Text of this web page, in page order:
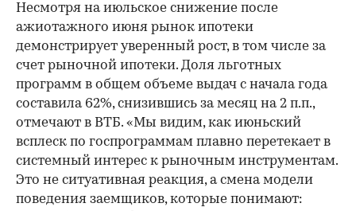
Несмотря на июльское снижение после
ажиотажного июня рынок ипотеки
демонстрирует уверенный рост, в том числе за
счет рыночной ипотеки. Доля льготных
программ в общем объеме выдач с начала года
составила 62%, снизившись за месяц на 2 п.п.,
отмечают в ВТБ. «Мы видим, как июньский
всплеск по госпрограммам плавно перетекает в
системный интерес к рыночным инструментам.
Это не ситуативная реакция, а смена модели
поведения заемщиков, которые понимают: